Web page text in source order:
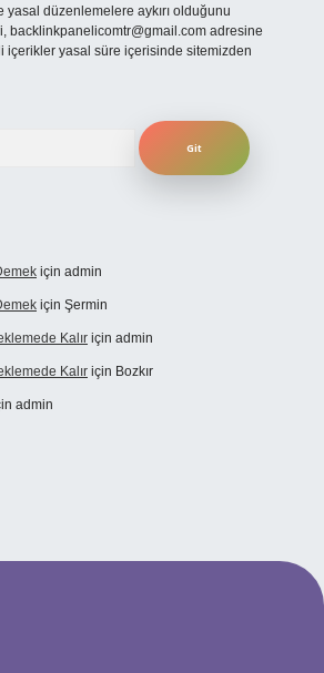
yasal düzenlemelere aykırı olduğunu
backlinkpanelicomtr@gmail.com adresine
içerikler yasal süre içerisinde sitemizden
için admin
için Şermin
Kalır için admin
Kalır için Bozkır
admin